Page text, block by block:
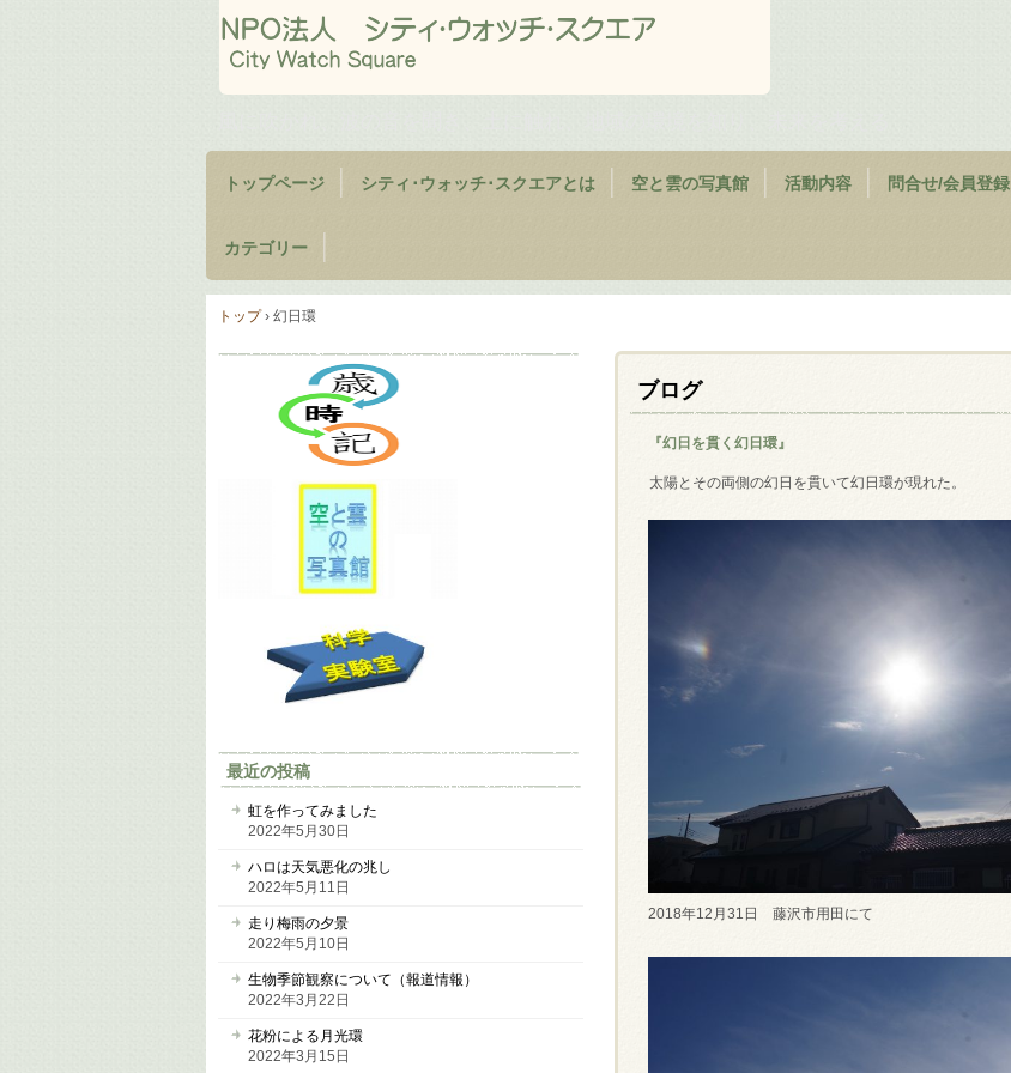
トップページ シティ･ウォッチ･スクエアとは 空と雲の写真館 活動内容 問合せ/会員登録
カテゴリー
トップ› 幻日環
ブログ
『幻日を貫く幻日環』
太陽とその両側の幻日を貫いて幻日環が現れた。
2018年12月31日 藤沢市用田にて
最近の投稿
虹を作ってみました
2022年5月30日
ハロは天気悪化の兆し
2022年5月11日
走り梅雨の夕景
2022年5月10日
生物季節観察について（報道情報）
2022年3月22日
花粉による月光環
2022年3月15日